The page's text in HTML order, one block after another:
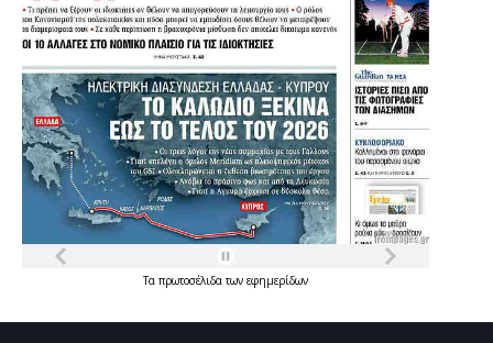
Τα πρωτοσέλιδατων εφημερίδων